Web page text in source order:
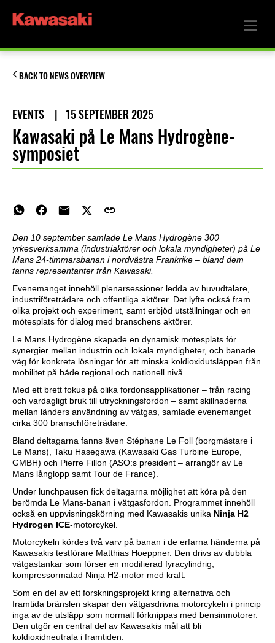
BACK TO NEWS OVERVIEW
EVENTS | 15 SEPTEMBER 2025
Kawasaki på Le Mans Hydrogène-
symposiet
Den 10 september samlade Le Mans Hydrogène 300
yrkesverksamma (industriaktörer och lokala myndigheter) på Le
Mans 24-timmarsbanan i nordvästra Frankrike – bland dem
fanns representanter från Kawasaki.
Evenemanget innehöll plenarsessioner ledda av huvudtalare,
industriföreträdare och offentliga aktörer. Det lyfte också fram
olika projekt och experiment, samt erbjöd utställningar och en
mötesplats för dialog med branschens aktörer.
Le Mans Hydrogène skapade en dynamisk mötesplats för
synergier mellan industrin och lokala myndigheter, och banade
väg för konkreta lösningar för att minska koldioxidutsläppen från
mobilitet på både regional och nationell nivå.
Med ett brett fokus på olika fordonsapplikationer – från racing
och vardagligt bruk till utryckningsfordon – samt skillnaderna
mellan länders användning av vätgas, samlade evenemanget
cirka 300 branschföreträdare.
Bland deltagarna fanns även Stéphane Le Foll (borgmästare i
Le Mans), Taku Hasegawa (Kawasaki Gas Turbine Europe,
GMBH) och Pierre Fillon (ASO:s president – arrangör av Le
Mans långlopp samt Tour de France).
Under lunchpausen fick deltagarna möjlighet att köra på den
berömda Le Mans-banan i vätgasfordon. Programmet innehöll
också en uppvisningskörning med Kawasakis unika Ninja H2
Hydrogen ICE-motorcykel.
Motorcykeln kördes två varv på banan i de erfarna händerna på
Kawasakis testförare Matthias Hoeppner. Den drivs av dubbla
vätgastankar som förser en modifierad fyracylindrig,
kompressormatad Ninja H2-motor med kraft.
Som en del av ett forskningsprojekt kring alternativa och
framtida bränslen skapar den vätgasdrivna motorcykeln i princip
inga av de utsläpp som normalt förknippas med bensinmotorer.
Den utgör en central del av Kawasakis mål att bli
koldioxidneutrala i framtiden.